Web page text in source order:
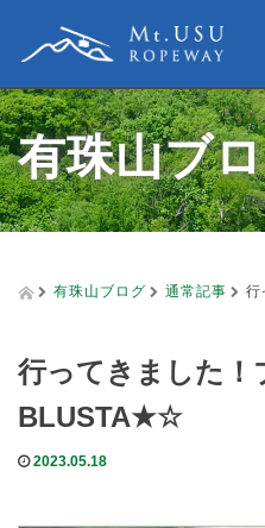
有珠山ブ
有珠山ブログ 通常記事 行
行ってきました！
BLUSTA★☆
2023.05.18